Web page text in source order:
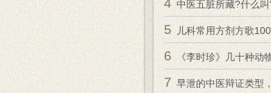
4 中医五脏所藏?什么叫“肝藏魂、肺藏魄、心藏
5 儿科常用方剂方歌
6 《李时珍》几十种动物屎（粪
7 早泄的中医辩证类型